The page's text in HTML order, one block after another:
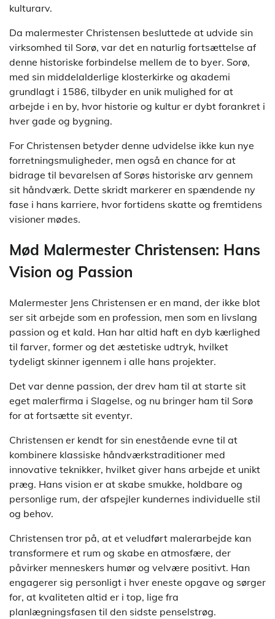
kulturarv.
Da malermester Christensen besluttede at udvide sin
virksomhed til Sorø, var det en naturlig fortsættelse af
denne historiske forbindelse mellem de to byer. Sorø,
med sin middelalderlige klosterkirke og akademi
grundlagt i 1586, tilbyder en unik mulighed for at
arbejde i en by, hvor historie og kultur er dybt forankret i
hver gade og bygning.
For Christensen betyder denne udvidelse ikke kun nye
forretningsmuligheder, men også en chance for at
bidrage til bevarelsen af Sorøs historiske arv gennem
sit håndværk. Dette skridt markerer en spændende ny
fase i hans karriere, hvor fortidens skatte og fremtidens
visioner mødes.
Mød Malermester Christensen: Hans
Vision og Passion
Malermester Jens Christensen er en mand, der ikke blot
ser sit arbejde som en profession, men som en livslang
passion og et kald. Han har altid haft en dyb kærlighed
til farver, former og det æstetiske udtryk, hvilket
tydeligt skinner igennem i alle hans projekter.
Det var denne passion, der drev ham til at starte sit
eget malerfirma i Slagelse, og nu bringer ham til Sorø
for at fortsætte sit eventyr.
Christensen er kendt for sin enestående evne til at
kombinere klassiske håndværkstraditioner med
innovative teknikker, hvilket giver hans arbejde et unikt
præg. Hans vision er at skabe smukke, holdbare og
personlige rum, der afspejler kundernes individuelle stil
og behov.
Christensen tror på, at et veludført malerarbejde kan
transformere et rum og skabe en atmosfære, der
påvirker menneskers humør og velvære positivt. Han
engagerer sig personligt i hver eneste opgave og sørger
for, at kvaliteten altid er i top, lige fra
planlægningsfasen til den sidste penselstrøg.